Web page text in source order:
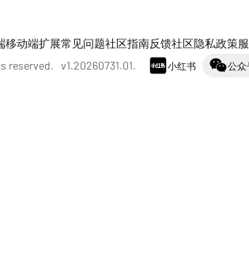
移动端扩展常见问题社区指南反馈社区隐私政策
reserved. v1.20260731.01. 小红书 公众